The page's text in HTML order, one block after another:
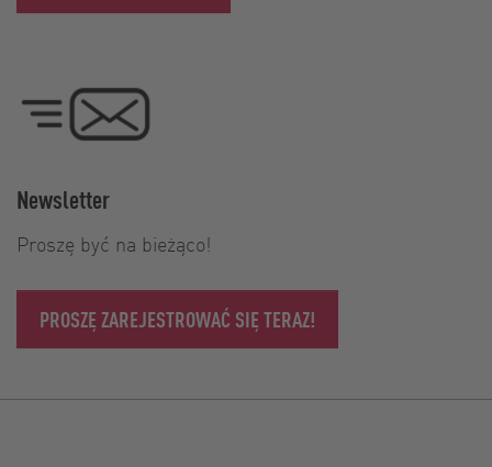
Newsletter
Proszę być na bieżąco!
PROSZĘ ZAREJESTROWAĆ SIĘ TERAZ!